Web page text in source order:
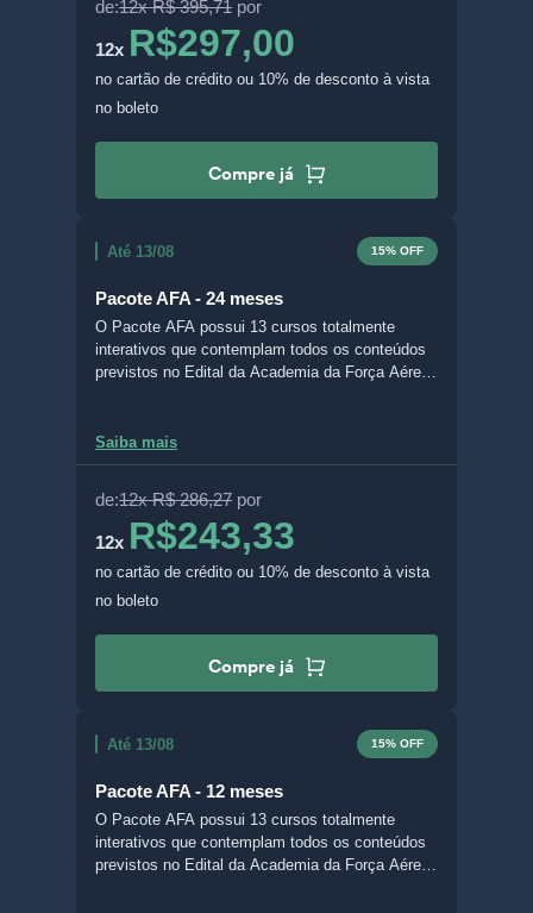
RESUMOS com apenas um clique.
de:12x R$ 395,71 por
12x R$297,00
no cartão de crédito ou 10% de desconto à vista
no boleto
Compre já
Até 13/08 15% OFF
Pacote AFA - 24 meses
O Pacote AFA possui 13 cursos totalmente
interativos que contemplam todos os conteúdos
previstos no Edital da Academia da Força Aérea.
e fazer questões no próprio material, acompanhar
suas estatísticas de desenvolvimento, deixar
RESUMOS com apenas um clique.
Saiba mais
de:12x R$ 286,27 por
12x R$243,33
no cartão de crédito ou 10% de desconto à vista
no boleto
Compre já
Até 13/08 15% OFF
Pacote AFA - 12 meses
O Pacote AFA possui 13 cursos totalmente
interativos que contemplam todos os conteúdos
previstos no Edital da Academia da Força Aérea.